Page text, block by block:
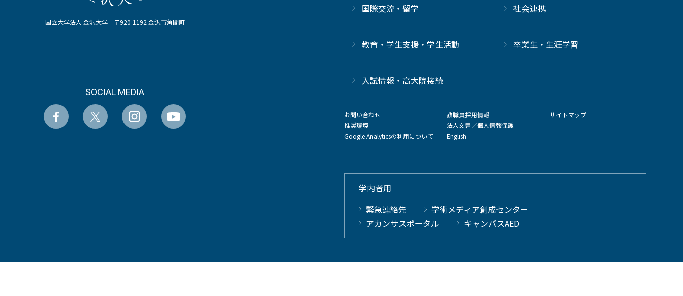
国立大学法人 金沢大学 〒920-1192 金沢市角間町
SOCIAL MEDIA
国際交流・留学 社会連携
教育・学生支援・学生活動 卒業生・生涯学習
⼊試情報・高大院接続
お問い合わせ
推奨環境
Google Analyticsの利用について
教職員採用情報
法人文書／個人情報保護
English
サイトマップ
学内者用
緊急連絡先
学術メディア創成センター
アカンサスポータル
キャンパスAED